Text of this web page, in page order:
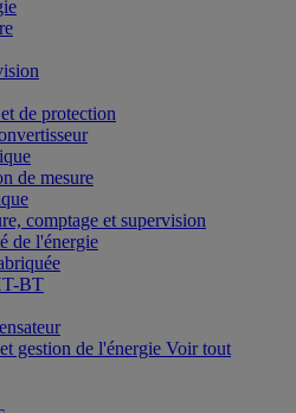
de protection
de mesure
comptage et supervision
de l'énergie
BT
gestion de l'énergie Voir tout